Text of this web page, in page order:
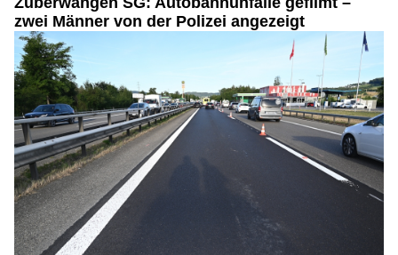
zwei Männer von der Polizei angezeigt